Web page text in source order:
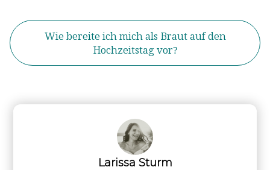
Wie bereite ich mich als Braut auf den
Hochzeitstag vor?
Larissa Sturm